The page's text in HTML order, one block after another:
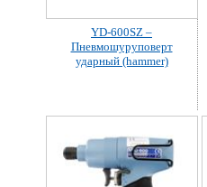
YD-600SZ –
Пневмошуруповерт
ударный (hammer)